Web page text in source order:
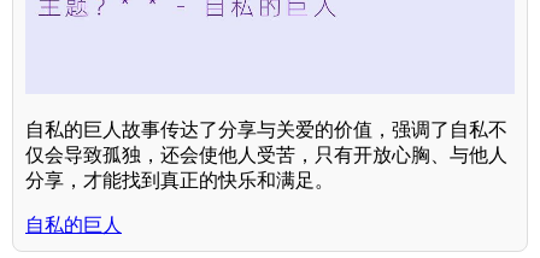
自私的巨人故事传达了分享与关爱的价值，强调了自私不
仅会导致孤独，还会使他人受苦，只有开放心胸、与他人
分享，才能找到真正的快乐和满足。
自私的巨人